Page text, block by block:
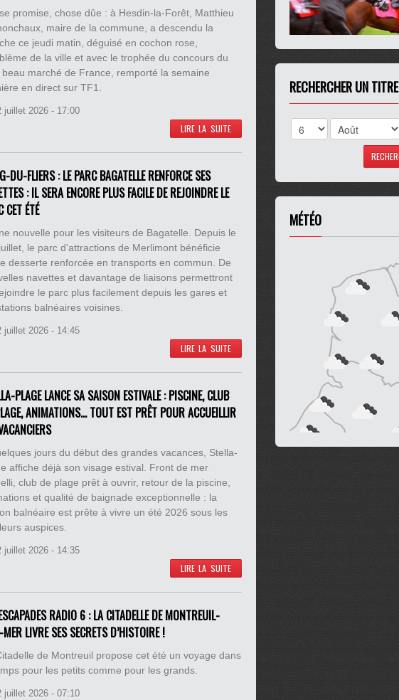
promise, chose dûe : à Hesdin-la-Forêt, Matthieu
maire de la commune, a descendu la
ce jeudi matin, déguisé en cochon rose,
de la ville et avec le trophée du concours du
beau marché de France, remporté la semaine
en direct sur TF1.
juillet 2026 - 17:00
LIRE LA SUITE
DU-FLIERS : LE PARC BAGATELLE RENFORCE SES
: IL SERA ENCORE PLUS FACILE DE REJOINDRE LE
CET ÉTÉ
nouvelle pour les visiteurs de Bagatelle. Depuis le
le parc d'attractions de Merlimont bénéficie
desserte renforcée en transports en commun. De
navettes et davantage de liaisons permettront
le parc plus facilement depuis les gares et
balnéaires voisines.
juillet 2026 - 14:45
LIRE LA SUITE
PLAGE LANCE SA SAISON ESTIVALE : PISCINE, CLUB
ANIMATIONS… TOUT EST PRÊT POUR ACCUEILLIR
jours du début des grandes vacances, Stella-
affiche déjà son visage estival. Front de mer
club de plage prêt à ouvrir, retour de la piscine,
et qualité de baignade exceptionnelle : la
balnéaire est prête à vivre un été 2026 sous les
auspices.
juillet 2026 - 14:35
LIRE LA SUITE
RADIO 6 : LA CITADELLE DE MONTREUIL-
LIVRE SES SECRETS D’HISTOIRE !
de Montreuil propose cet été un voyage dans
pour les petits comme pour les grands.
juillet 2026 - 07:10
RECHERCHER UN TITRE
MÉTÉO